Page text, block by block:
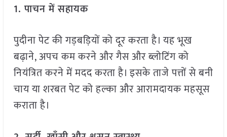
1.पाचन में सहायक
पुदीना पेट की गड़बड़ियों को दूर करता है। यह भूख
बढ़ाने, अपच कम करने और गैस और ब्लोटिंग को
नियंत्रित करने में मदद करता है। इसके ताजे पत्तों से बनी
चाय या शरबत पेट को हल्का और आरामदायक महसूस
कराता है।